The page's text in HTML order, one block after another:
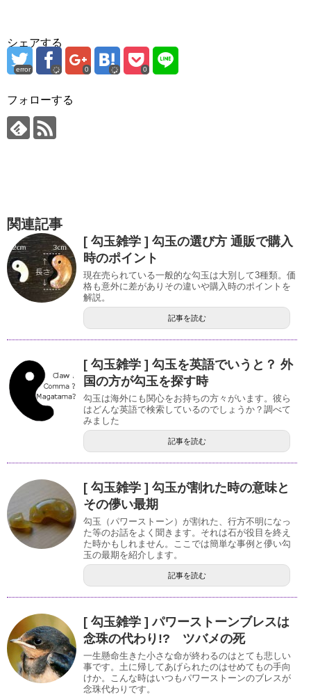
シェアする
error 0 0
フォローする
関連記事
[ 勾玉雑学 ] 勾玉の選び方 通販で購入
時のポイント
現在売られている一般的な勾玉は大別して3種類。価
格も意外に差がありその違いや購入時のポイントを
解説。
記事を読む
[ 勾玉雑学 ] 勾玉を英語でいうと？ 外
国の方が勾玉を探す時
勾玉は海外にも関心をお持ちの方々がいます。彼ら
はどんな英語で検索しているのでしょうか？調べて
みました
記事を読む
[ 勾玉雑学 ] 勾玉が割れた時の意味と
その儚い最期
勾玉（パワーストーン）が割れた、行方不明になっ
た等のお話をよく聞きます。それは石が役目を終え
た時かもしれません。ここでは簡単な事例と儚い勾
玉の最期を紹介します。
記事を読む
[ 勾玉雑学 ] パワーストーンブレスは
念珠の代わり!? ツバメの死
一生懸命生きた小さな命が終わるのはとても悲しい
事です。土に帰してあげられたのはせめてもの手向
けか。こんな時はいつもパワーストーンのブレスが
念珠代わりです。